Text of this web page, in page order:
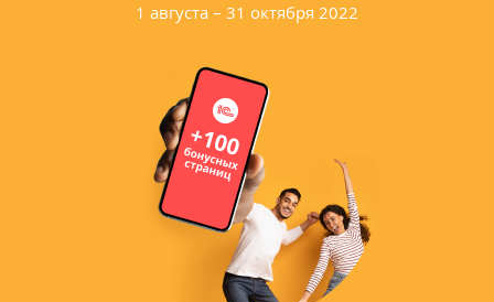
1 августа – 31 октября 2022